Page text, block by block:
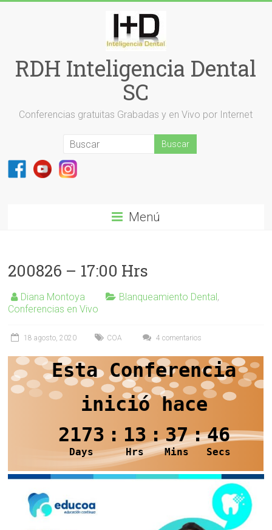
RDH Inteligencia Dental
SC
Conferencias gratuitas Grabadas y en Vivo por Internet
Menú
200826 – 17:00 Hrs
Diana Montoya Blanqueamiento Dental,
Conferencias en Vivo
18 agosto, 2020 COA 4 comentarios